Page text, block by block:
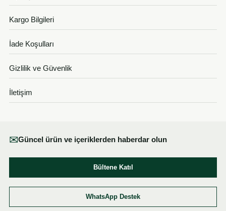
Kargo Bilgileri
İade Koşulları
Gizlilik ve Güvenlik
İletişim
✉Güncel ürün ve içeriklerden haberdar olun
Bültene Katıl
WhatsApp Destek